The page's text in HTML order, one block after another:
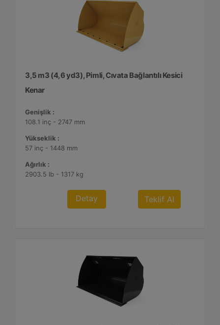
3,5 m3 (4,6 yd3), Pimli, Cıvata Bağlantılı Kesici
Kenar
Genişlik :
108.1 inç - 2747 mm
Yükseklik :
57 inç - 1448 mm
Ağırlık :
2903.5 lb - 1317 kg
Detay Teklif Al